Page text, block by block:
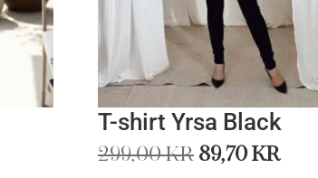
T-shirt Yrsa Black
299,00kr Det
89,70krDet